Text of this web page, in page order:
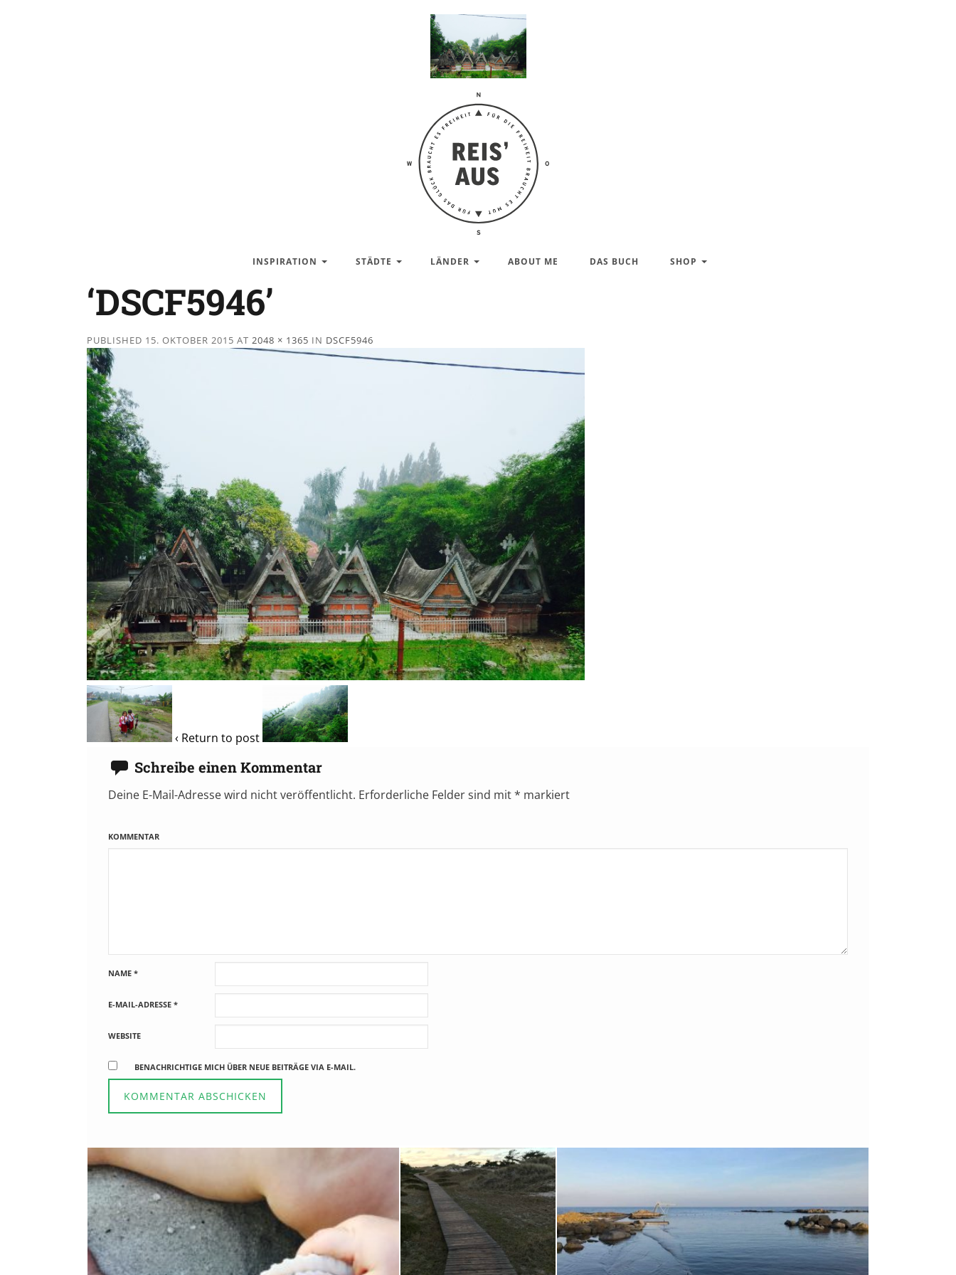
Reis'
aus –
Reiseblog
INSPIRATION STÄDTE LÄNDER ABOUT ME DAS BUCH SHOP
‘DSCF5946’
PUBLISHED 15. OKTOBER 2015 AT 2048 × 1365 IN DSCF5946
‹ Return to post
Schreibe einen Kommentar
Deine E-Mail-Adresse wird nicht veröffentlicht. Erforderliche Felder sind mit* markiert
KOMMENTAR
NAME *
E-MAIL-ADRESSE *
WEBSITE
BENACHRICHTIGE MICH ÜBER NEUE BEITRÄGE VIA E-MAIL.
Fischland
12. FEBRUAR 2019
Bornholm
29. OKTOBER 2018